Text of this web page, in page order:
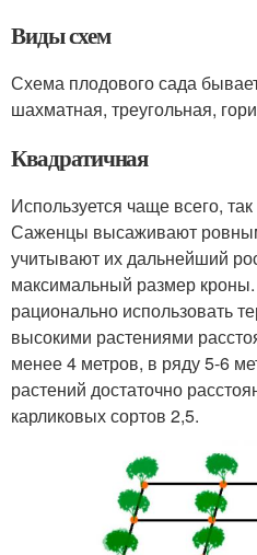
Виды схем
Схема плодового сада
шахматная, треугольная,
Квадратичная
Используется чаще всего,
Саженцы высаживают
учитывают их дальнейший
максимальный размер
рационально использовать
высокими растениями
менее 4 метров, в ряду 5-6
растений достаточно
карликовых сортов 2,5.